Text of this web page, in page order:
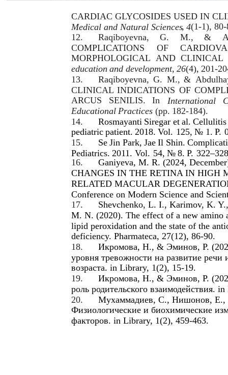
CARDIAC GLYCOSIDES USED IN
Medical and Natural Sciences, 4(1-1),
12.
Raqiboyevna, G. M., &
COMPLICATIONS
OF
MORPHOLOGICAL AND CLINICAL
education and development, 26(4), 201-
13.
Raqiboyevna, G. M., &
CLINICAL INDICATIONS OF
ARCUS
SENILIS. In International
Educational Practices (pp. 182-184).
14.
Rosmayanti Siregar et al. Cellulitis
pediatric patient. 2018. Vol. 125, № 1. P.
15.
Se Jin Park, Jae Il Shin.
Pediatrics. 2011. Vol. 54, № 8. P.
16.
Ganiyeva, M. R. (2024,
CHANGES IN THE RETINA IN HIGH
RELATED MACULAR
Conference on Modern Science and
17.
Shevchenko, L. I., Karimov, K.
M. N. (2020). The effect of a new amino
lipid peroxidation and the state of the
deficiency. Pharmateca, 27(12), 86-90.
18.
Икромова, Н., & Эминов, Р.
уровня тревожности на развитие
возраста. in Library, 1(2), 15-19.
19.
Икромова, Н., & Эминов, Р.
роль родительского взаимодействия.
20.
Мухаммадиев, С., Нишонов,
Физиологические и биохимические
факторов. in Library, 1(2), 459-463.